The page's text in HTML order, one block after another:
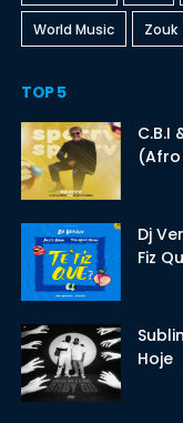
World Music Zouk
TOP 5
C.B.I
Dj
Fiz
Hoje